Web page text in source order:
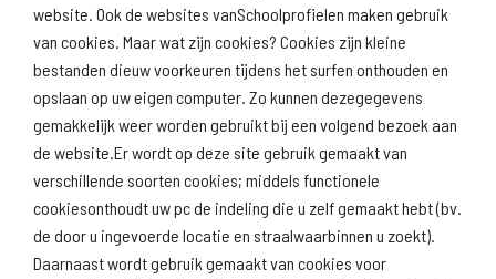
website. Ook de websites vanSchoolprofielen maken gebruik
van cookies. Maar wat zijn cookies? Cookies zijn kleine
bestanden dieuw voorkeuren tijdens het surfen onthouden en
opslaan op uw eigen computer. Zo kunnen dezegegevens
gemakkelijk weer worden gebruikt bij een volgend bezoek aan
de website.Er wordt op deze site gebruik gemaakt van
verschillende soorten cookies; middels functionele
cookiesonthoudt uw pc de indeling die u zelf gemaakt hebt (bv.
de door u ingevoerde locatie en straalwaarbinnen u zoekt).
Daarnaast wordt gebruik gemaakt van cookies voor
Download
schoolprofiel
Naar
schoolresultaten
Naar scholenopdekaart.nl